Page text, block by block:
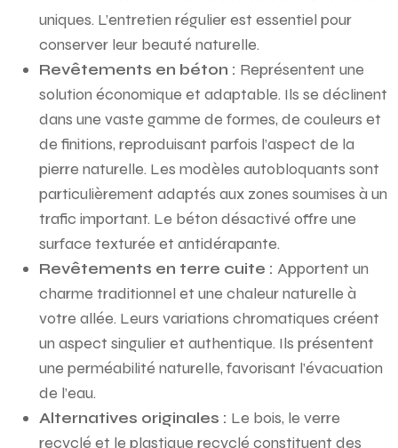
uniques. L’entretien régulier est essentiel pour
conserver leur beauté naturelle.
Revêtements en béton : Représentent une
solution économique et adaptable. Ils se déclinent
dans une vaste gamme de formes, de couleurs et
de finitions, reproduisant parfois l’aspect de la
pierre naturelle. Les modèles autobloquants sont
particulièrement adaptés aux zones soumises à un
trafic important. Le béton désactivé offre une
surface texturée et antidérapante.
Revêtements en terre cuite : Apportent un
charme traditionnel et une chaleur naturelle à
votre allée. Leurs variations chromatiques créent
un aspect singulier et authentique. Ils présentent
une perméabilité naturelle, favorisant l’évacuation
de l’eau.
Alternatives originales : Le bois, le verre
recyclé et le plastique recyclé constituent des